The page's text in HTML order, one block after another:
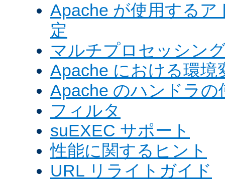
Apache が使用する
定
マルチプロセッシン
Apache における環境
Apache のハンドラの
フィルタ
suEXEC サポート
性能に関するヒント
URL リライトガイド